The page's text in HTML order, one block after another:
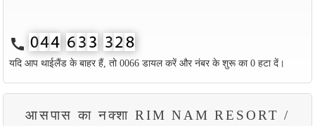
call
यदि आप थाईलैंड के बाहर हैं, तो 0066 डायल करें और नंबर के शुरू का 0 हटा दें।
आसपास का नक्शा RIM NAM RESORT /